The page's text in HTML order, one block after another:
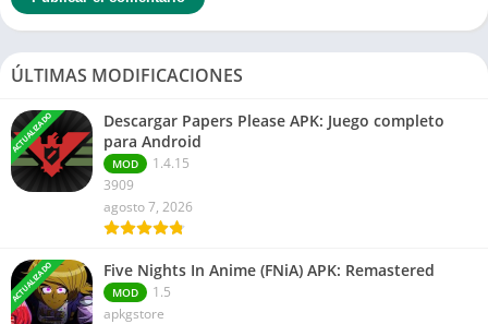
ÚLTIMAS MODIFICACIONES
ACTUALIZADO
Descargar Papers Please APK: Juego completo
para Android
MOD
1.4.15
3909
agosto 7, 2026
ACTUALIZADO Five Nights In Anime (FNiA) APK: Remastered
MOD
1.5
apkgstore